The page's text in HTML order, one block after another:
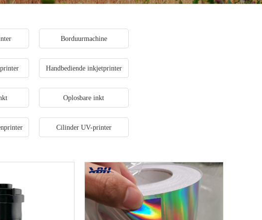
Borduurmachine
Handbediende inkjetprinter
Oplosbare inkt
Cilinder UV-printer